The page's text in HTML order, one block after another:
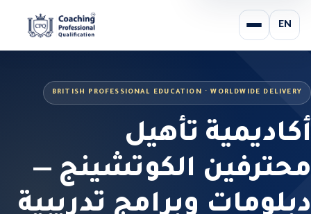
EN
BRITISH PROFESSIONAL EDUCATION · WORLDWIDE DELIVERY
أكاديمية تأهيل
محترفين الكوتشينج —
دبلومات وبرامج تدريبية